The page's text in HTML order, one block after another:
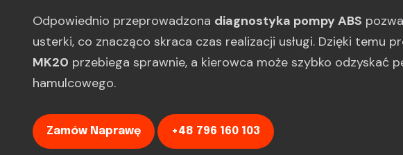
Odpowiednio przeprowadzona diagnostyka pompy ABS
usterki, co znacząco skraca czas realizacji usługi. Dzięki temu
MK20 przebiega sprawnie, a kierowca może szybko odzyskać
hamulcowego.
Zamów Naprawę +48 796 160 103